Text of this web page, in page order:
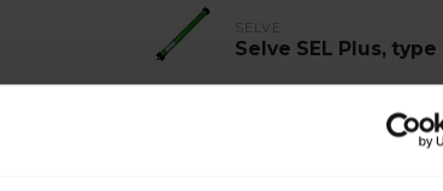
SELVE
Selve SEL Plus,
Selve SE Plus, type